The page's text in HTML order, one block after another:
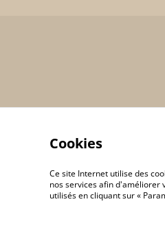
©2026 L'échoppe
Cookies
Ce site Internet utilise des
nos services afin d'améliorer
utilisés en cliquant sur «